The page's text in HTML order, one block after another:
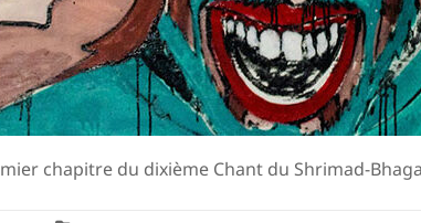
chapitre du dixième Chant du Shrimad-